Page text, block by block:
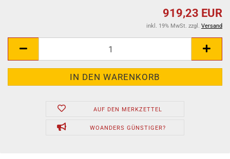
919,23 EUR
inkl. 19% MwSt. zzgl. Versand
AUF DEN MERKZETTEL
WOANDERS GÜNSTIGER?